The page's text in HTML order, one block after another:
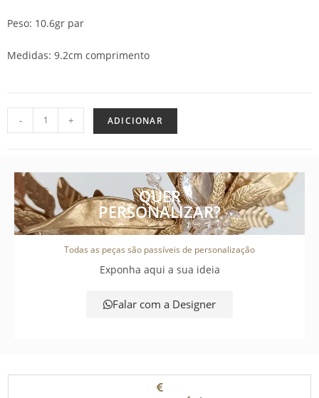
Peso: 10.6gr par
Medidas: 9.2cm comprimento
- + ADICIONAR
QUER
PERSONALIZAR?
Todas as peças são passíveis de personalização
Exponha aqui a sua ideia
Falar com a Designer